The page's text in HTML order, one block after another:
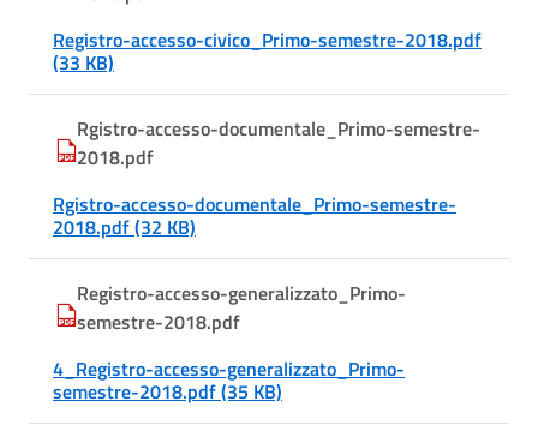
Registro-accesso-civico_Primo-semestre-2018.pdf
(33 KB)
Rgistro-accesso-documentale_Primo-semestre-
2018.pdf
Rgistro-accesso-documentale_Primo-semestre-
2018.pdf (32 KB)
Registro-accesso-generalizzato_Primo-
semestre-2018.pdf
4_Registro-accesso-generalizzato_Primo-
semestre-2018.pdf (35 KB)